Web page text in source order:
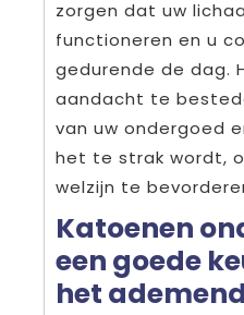
zorgen dat uw
functioneren en u
gedurende de dag.
aandacht te
van uw ondergoed
het te strak wordt,
welzijn te
Katoenen
een goede
het